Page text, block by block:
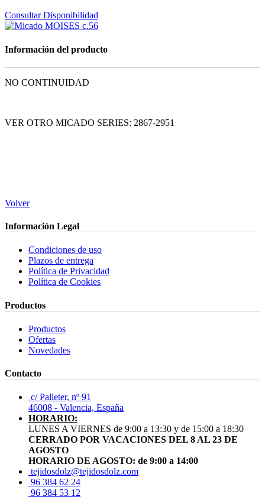
Consultar Disponibilidad
Información del producto
NO CONTINUIDAD
VER OTRO MICADO SERIES: 2867-2951
Volver
Información Legal
Condiciones de uso
Plazos de entrega
Política de Privacidad
Política de Cookies
Productos
Productos
Ofertas
Novedades
Contacto
c/ Palleter, nº 91
46008 - Valencia, España
HORARIO:
LUNES A VIERNES de 9:00 a 13:30 y de 15:00 a 18:30
CERRADO POR VACACIONES DEL 8 AL 23 DE
AGOSTO
HORARIO DE AGOSTO: de 9:00 a 14:00
tejidosdolz@tejidosdolz.com
96 384 62 24
96 384 53 12